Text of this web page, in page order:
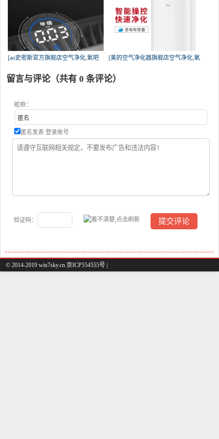
[ao史密斯官方旗舰店空气净化,氧吧 [美的空气净化器旗舰店空气净化,氧
留言与评论（共有 0 条评论）
昵称：
匿名发表 登录账号
验证码：
© 2014-2019 win7sky.cn 京ICP554555号 |